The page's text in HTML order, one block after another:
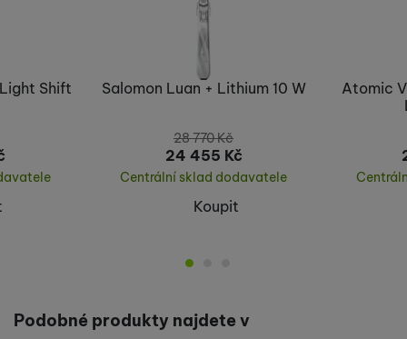
Salomon Luan + Lithium 10 W
28 770Kč
24 455 Kč
Centrální sklad dodavatele
Koupit
Atomic
Shift
Podobné produkty najdete v